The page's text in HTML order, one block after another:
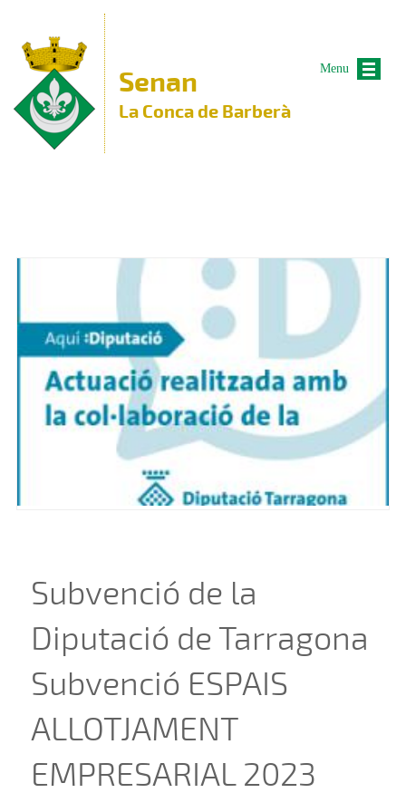
Senan
La Conca de Barberà
Subvenció de la
Diputació de Tarragona
Subvenció ESPAIS
ALLOTJAMENT
EMPRESARIAL 2023
Menu